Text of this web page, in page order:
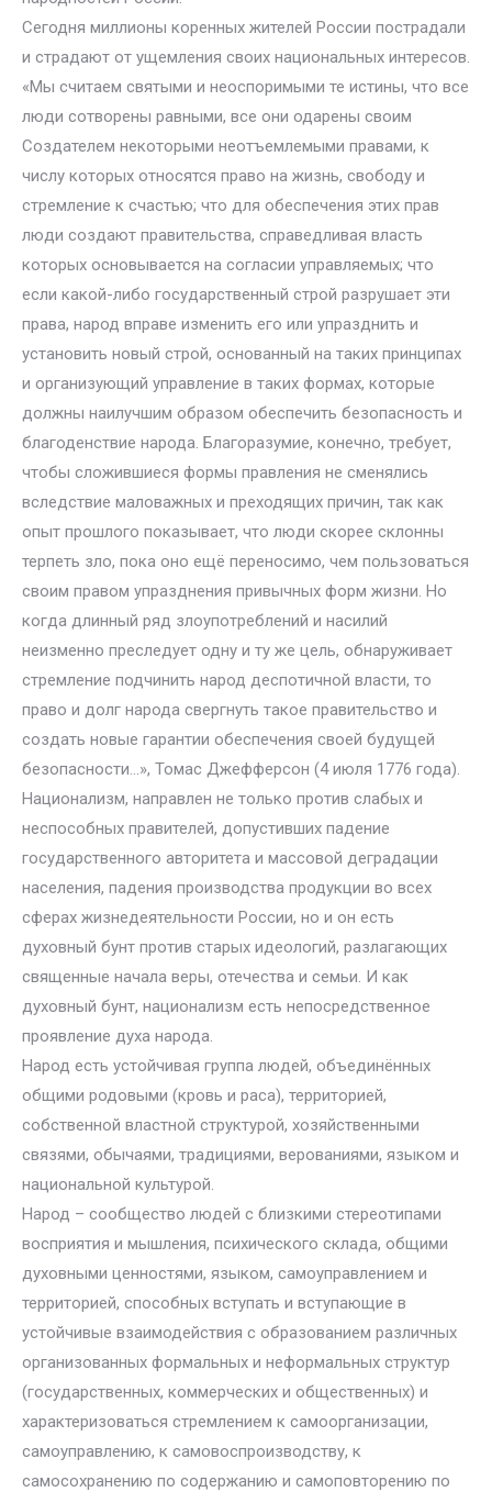
Сегодня миллионы коренных жителей России пострадали
и страдают от ущемления своих национальных интересов.
«Мы считаем святыми и неоспоримыми те истины, что все
люди сотворены равными, все они одарены своим
Создателем некоторыми неотъемлемыми правами, к
числу которых относятся право на жизнь, свободу и
стремление к счастью; что для обеспечения этих прав
люди создают правительства, справедливая власть
которых основывается на согласии управляемых; что
если какой-либо государственный строй разрушает эти
права, народ вправе изменить его или упразднить и
установить новый строй, основанный на таких принципах
и организующий управление в таких формах, которые
должны наилучшим образом обеспечить безопасность и
благоденствие народа. Благоразумие, конечно, требует,
чтобы сложившиеся формы правления не сменялись
вследствие маловажных и преходящих причин, так как
опыт прошлого показывает, что люди скорее склонны
терпеть зло, пока оно ещё переносимо, чем пользоваться
своим правом упразднения привычных форм жизни. Но
когда длинный ряд злоупотреблений и насилий
неизменно преследует одну и ту же цель, обнаруживает
стремление подчинить народ деспотичной власти, то
право и долг народа свергнуть такое правительство и
создать новые гарантии обеспечения своей будущей
безопасности…», Томас Джефферсон (4 июля 1776 года).
Национализм, направлен не только против слабых и
неспособных правителей, допустивших падение
государственного авторитета и массовой деградации
населения, падения производства продукции во всех
сферах жизнедеятельности России, но и он есть
духовный бунт против старых идеологий, разлагающих
священные начала веры, отечества и семьи. И как
духовный бунт, национализм есть непосредственное
проявление духа народа.
Народ есть устойчивая группа людей, объединённых
общими родовыми (кровь и раса), территорией,
собственной властной структурой, хозяйственными
связями, обычаями, традициями, верованиями, языком и
национальной культурой.
Народ – сообщество людей с близкими стереотипами
восприятия и мышления, психического склада, общими
духовными ценностями, языком, самоуправлением и
территорией, способных вступать и вступающие в
устойчивые взаимодействия с образованием различных
организованных формальных и неформальных структур
(государственных, коммерческих и общественных) и
характеризоваться стремлением к самоорганизации,
самоуправлению, к самовоспроизводству, к
самосохранению по содержанию и самоповторению по